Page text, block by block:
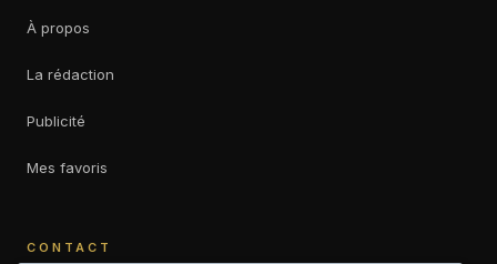
À propos
La rédaction
Publicité
Mes favoris
CONTACT